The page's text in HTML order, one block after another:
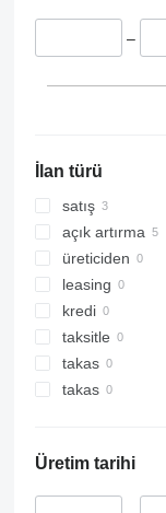
325
345
349
350
365
374
390
395
416
420
434
438
–
İlan türü
satış
açık artırma
üreticiden
leasing
kredi
taksitle
takas
takas
Üretim tarihi